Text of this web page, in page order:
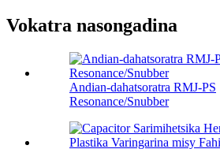
Vokatra nasongadina
Andian-dahatsoratra RMJ-PS
Resonance/Snubber